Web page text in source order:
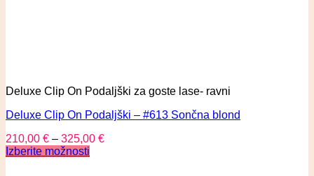
Deluxe Clip On Podaljški za goste lase- ravni
Deluxe Clip On Podaljški – #613 Sončna blond
210,00 € – 325,00 €
Izberite možnosti